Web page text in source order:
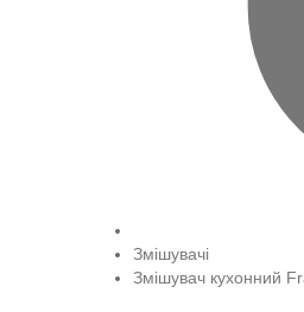
Змішувачі
Змішувач кухонний